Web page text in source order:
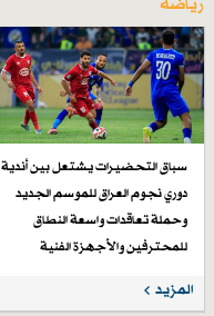
رياضة
سباق التحضيرات يشتعل بين أندية
دوري نجوم العراق للموسم الجديد
وحملة تعاقدات واسعة النطاق
للمحترفين والأجهزة الفنية
قبل 6 أيام
المزيد